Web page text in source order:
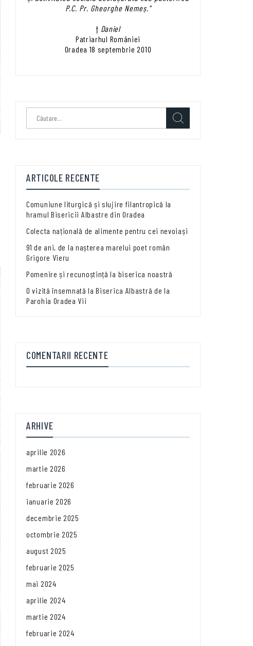
P.C. Pr. Gheorghe Nemeș."
† Daniel
Patriarhul României
Oradea 18 septembrie 2010
după:
ARTICOLE RECENTE
Comuniune liturgică și slujire filantropică la
hramul Bisericii Albastre din Oradea
Colecta națională de alimente pentru cei nevoiași
91 de ani, de la nașterea marelui poet român
Grigore Vieru
Pomenire și recunoștință la biserica noastră
O vizită însemnată la Biserica Albastră de la
Parohia Oradea Vii
COMENTARII RECENTE
ARHIVE
aprilie 2026
martie 2026
februarie 2026
ianuarie 2026
decembrie 2025
octombrie 2025
august 2025
februarie 2025
mai 2024
aprilie 2024
martie 2024
februarie 2024